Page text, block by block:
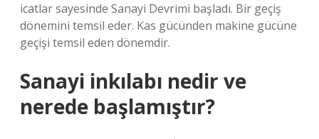
icatlar sayesinde Sanayi Devrimi başladı. Bir geçiş
dönemini temsil eder. Kas gücünden makine gücüne
geçişi temsil eden dönemdir.
Sanayi inkılabı nedir ve
nerede başlamıştır?